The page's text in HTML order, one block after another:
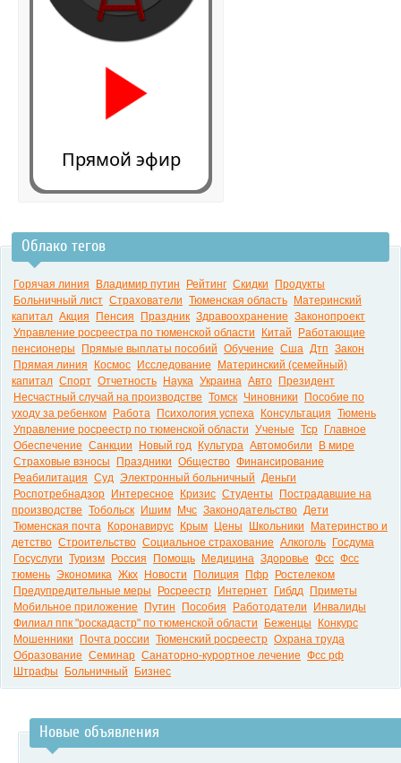
Прямой эфир
Облако тегов
Горячая линия Владимир путин Рейтинг Скидки
Продукты
Больничный лист Страхователи Тюменская область
Материнский
капитал Акция Пенсия Праздник Здравоохранение Законопроект
Управление росреестра по тюменской области
Китай
Работающие
пенсионеры
Прямые выплаты пособий Обучение Сша Дтп Закон
Прямая линия
Космос Исследование
Материнский (семейный)
капитал Спорт Отчетность Наука Украина Авто
Президент
Несчастный случай на производстве Томск Чиновники
Пособие по
уходу за ребенком
Работа Психология успеха Консультация Тюмень
Управление росреестр по тюменской области Ученые Тср
Главное
Обеспечение Санкции Новый год Культура Автомобили
В мире
Страховые взносы
Праздники Общество Финансирование
Реабилитация Суд Электронный больничный Деньги
Роспотребнадзор
Интересное Кризис Студенты
Пострадавшие на
производстве Тобольск Ишим Мчс Законодательство Дети
Тюменская почта
Коронавирус Крым Цены Школьники
Материнство и
детство Строительство Социальное страхование Алкоголь
Госдума
Госуслуги Туризм Россия Помощь Медицина Здоровье Фсс Фсс
тюмень Экономика Жкх Новости Полиция Пфр
Ростелеком
Предупредительные меры
Росреестр Интернет Гибдд
Приметы
Мобильное приложение
Путин Пособия Работодатели
Инвалиды
Филиал ппк "роскадастр" по тюменской области
Беженцы
Конкурс
Мошенники
Почта россии Тюменский росреестр Охрана труда
Образование Семинар Санаторно-курортное лечение Фсс рф
Штрафы
Больничный Бизнес
Новые объявления